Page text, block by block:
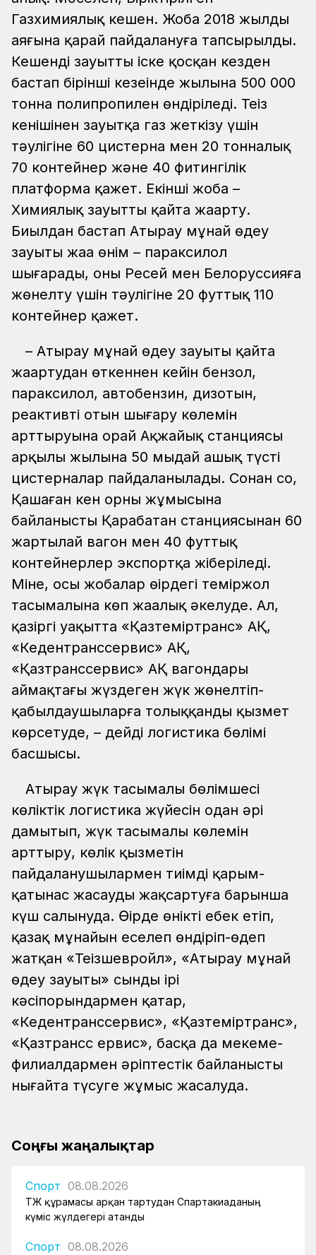
Газхимиялық кешен. Жоба 2018 жылдың
аяғына қарай пайдалануға тапсырылды.
Кешенді зауытты іске қосқан кезден
бастап бірінші кезеңінде жылына 500 000
тонна полипропилен өндіріледі. Теңіз
кенішінен зауытқа газ жеткізу үшін
тәулігіне 60 цистерна мен 20 тонналық
70 контейнер және 40 фитингілік
платформа қажет. Екінші жоба –
Химиялық зауытты қайта жаңарту.
Биылдан бастап Атырау мұнай өңдеу
зауыты жаңа өнім – параксилол
шығарады, оны Ресей мен Белоруссияға
жөнелту үшін тәулігіне 20 футтық 110
контейнер қажет.
– Атырау мұнай өңдеу зауыты қайта
жаңартудан өткеннен кейін бензол,
параксилол, автобензин, дизотын,
реактивті отын шығару көлемін
арттыруына орай Ақжайық станциясы
арқылы жылына 50 мыңдай ашық түсті
цистерналар пайдаланылады. Сонан соң,
Қашаған кен орны жұмысына
байланысты Қарабатан станциясынан 60
жартылай вагон мен 40 футтық
контейнерлер экспортқа жіберіледі.
Міне, осы жобалар өңірдегі теміржол
тасымалына көп жаңалық әкелуде. Ал,
қазіргі уақытта «Қазтеміртранс» АҚ,
«Кедентранссервис» АҚ,
«Қазтранссервис» АҚ вагондары
аймақтағы жүздеген жүк жөнелтіп-
қабылдаушыларға толыққанды қызмет
көрсетуде, – дейді логистика бөлімің
басшысы.
Атырау жүк тасымалы бөлімшесі
көліктік логистика жүйесін одан әрі
дамытып, жүк тасымалы көлемін
арттыру, көлік қызметін
пайдаланушылармен тиімді қарым-
қатынас жасауды жақсартуға барынша
күш салынуда. Өңірде өнікті еңбек етіп,
қазақ мұнайын еселеп өндіріп-өңдеп
жатқан «Теңізшевройл», «Атырау мұнай
өңдеу зауыты» сынды ірі
кәсіпорындармен қатар,
«Кедентранссервис», «Қазтеміртранс»,
«Қазтрансс ервис», басқа да мекеме-
филиалдармен әріптестік байланысты
нығайта түсуге жұмыс жасалуда.
Соңғы жаңалықтар
Спорт 08.08.2026
ҚТЖ құрамасы арқан тартудан Спартакиаданың
күміс жүлдегері атанды
Спорт 08.08.2026